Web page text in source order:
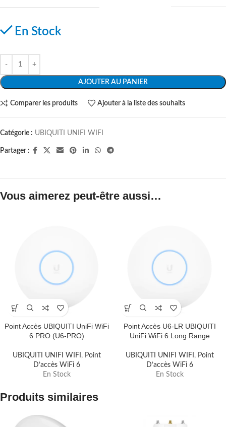
En Stock
AJOUTER AU PANIER
Comparer les produits Ajouter à la liste des souhaits
Catégorie : UBIQUITI UNIFI WIFI
Partager :
Vous aimerez peut-être aussi…
Point Accès UBIQUITI UniFi WiFi
6 PRO (U6-PRO)
UBIQUITI UNIFI WIFI , Point
D’accès WiFi 6
En Stock
Point Accès U6-LR UBIQUITI
UniFi WiFi 6 Long Range
UBIQUITI UNIFI WIFI , Point
D’accès WiFi 6
En Stock
Produits similaires